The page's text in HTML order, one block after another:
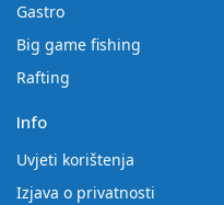
Gastro
Big game fishing
Rafting
Info
Uvjeti korištenja
Izjava o privatnosti